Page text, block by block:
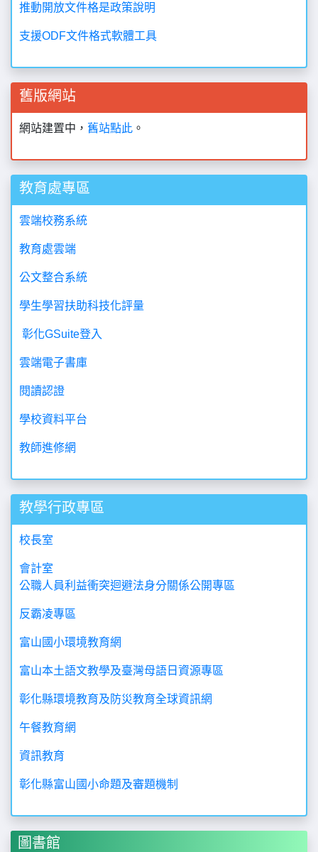
推動開放文件格是政策說明
支援ODF文件格式軟體工具
舊版網站
網站建置中， 舊站點此 。
教育處專區
雲端校務系統
教育處雲端
公文整合系統
學生學習扶助科技化評量
彰化GSuite登入
雲端電子書庫
閱讀認證
學校資料平台
教師進修網
教學行政專區
校長室
會計室
公職人員利益衝突迴避法身分關係公開專區
反霸凌專區
富山國小環境教育網
富山本土語文教學及臺灣母語日資源專區
彰化縣環境教育及防災教育全球資訊網
午餐教育網
資訊教育
彰化縣富山國小命題及審題機制
圖書館